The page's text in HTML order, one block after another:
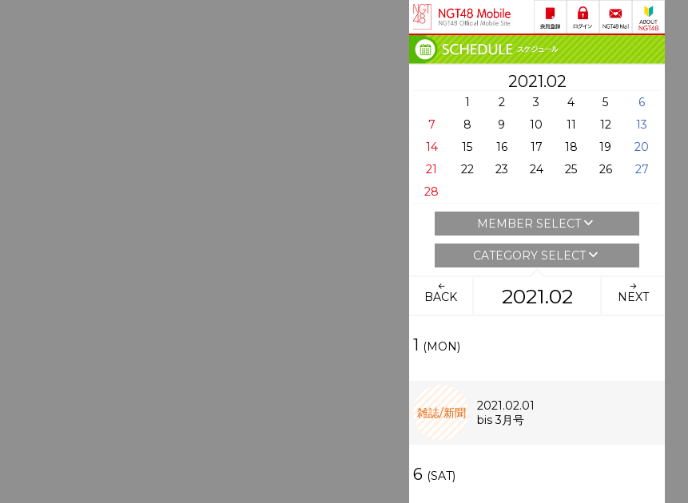
2021.02
1 2 3 4 5
6
7
8 9 10 11 12
13
14
15 16 17 18 19
20
21
22 23 24 25 26
27
28
MEMBER SELECT
CATEGORY SELECT
BACK 2021.02 NEXT
1 (MON)
雑誌/新聞
2021.02.01
bis 3月号
6 (SAT)